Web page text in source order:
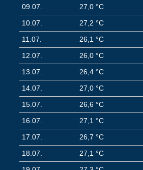
09.07.
27,0 °C
10.07.
27,2 °C
11.07.
26,1 °C
12.07.
26,0 °C
13.07.
26,4 °C
14.07.
27,0 °C
15.07.
26,6 °C
16.07.
27,1 °C
17.07.
26,7 °C
18.07.
27,1 °C